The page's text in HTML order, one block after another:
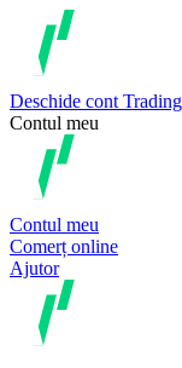
Deschide cont Trading
Contul meu
Contul meu
Comerț online
Ajutor